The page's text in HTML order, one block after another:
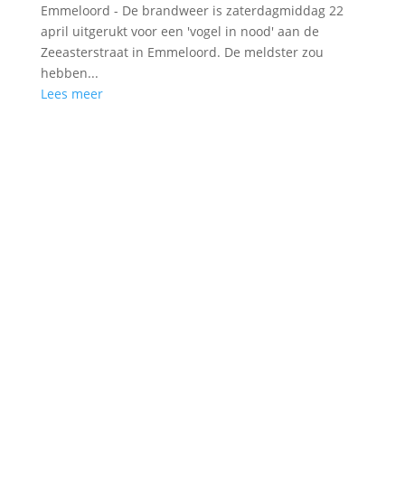
Emmeloord - De brandweer is zaterdagmiddag 22
april uitgerukt voor een 'vogel in nood' aan de
Zeeasterstraat in Emmeloord. De meldster zou
hebben...
Lees meer